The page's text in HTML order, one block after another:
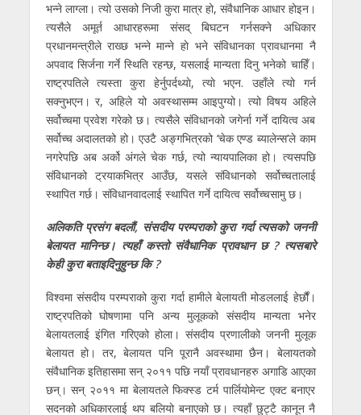
भन्ने लाग्ला। त्यो उसको निजी कुरा मात्र हो, संवैधानिक आधार होइन।
त्यसैले अमूर्त आधारहरूमा संसद् बिघटन गर्नसक्ने अधिकार
प्रधानमन्त्रीले राख्छ भन्ने मान्ने हाे भने संविधानका प्रावधानमा नै
अपवाद सिर्जना गर्ने स्थिति रहन्छ, यसलाई मान्यता दिनु भनेको चाहिँ।
राष्ट्रपतिले त्यस्ता कुरा हेर्नुपर्दथ्याे, त्याे भएन. उहाँले त्यो गर्न
सक्नुभएन। र, अहिले यो अवस्थासम्म आइपुग्यो। त्यो विषय अहिले
सर्वोच्चमा प्रवेश गरेको छ। त्यसैले संविधानको जगेर्ना गर्ने दायित्व अब
सर्वोच्च अदालतको हो। एउटै अङ्गभित्रको ‘चेक एण्ड ब्यालेन्स’ले काम
नगरेपछि अब अर्को अंगले चेक गर्छ, त्यो न्यायपालिका हो। त्यसपछि
संविधानको ट्रयाकभित्र आउँछ, यसले संविधानको सर्वोच्चतालाई
स्थापित गर्छ। संविधानवादलाई स्थापित गर्ने दायित्व सर्वोच्चसामु छ।
अलिकति प्रसंग बदलौं, संसदीय परम्पराको कुरा गर्दा त्यसको जननी
बेलायत मानिन्छ। त्यहाँ कस्तो संवैधानिक प्रावधान छ ? त्यसबारे
केही कुरा बताइदिनुहुन्छ कि ?
विश्वमा संसदीय परम्पराको कुरा गर्दा हामीले बेलायती मोडललाई हेर्छौं।
राष्ट्रपतिको घोषणामा पनि अन्य मुलूकको संसदीय मान्यता भनेर
बेलायतलाई इंगित गरिएको होला। संसदीय प्रणालीको जननी मुलूक
बेलायत हो। तर, बेलायत पनि पूरानै अवस्थामा छैन। बेलायतको
संवैधानिक इतिहासमा सन् २०११ पछि नयाँ प्रावधानहरु अगाडि आएका
छन्। सन् २०११ मा बेलायतले फिक्स्ड टर्म पार्लियाेमेन्ट एक्ट बनाएर
सदनको अधिकारलाई थप बलियो बनाएको छ। त्यहाँ छुट्टै कानून नै